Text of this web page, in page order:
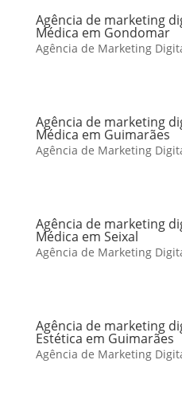
Agência de marketing
Médica em Gondomar
Agência de Marketing
Agência de marketing
Médica em Guimarães
Agência de Marketing
Agência de marketing
Médica em Seixal
Agência de Marketing
Agência de marketing
Estética em Guimarães
Agência de Marketing